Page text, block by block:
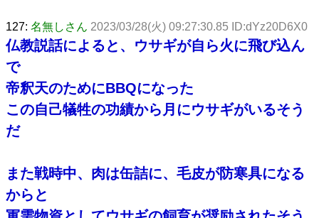
127: 名無しさん 2023/03/28(火) 09:27:30.85 ID:dYz20D6X0
仏教説話によると、ウサギが自ら火に飛び込ん
で
帝釈天のためにBBQになった
この自己犠牲の功績から月にウサギがいるそう
だ
また戦時中、肉は缶詰に、毛皮が防寒具になる
からと